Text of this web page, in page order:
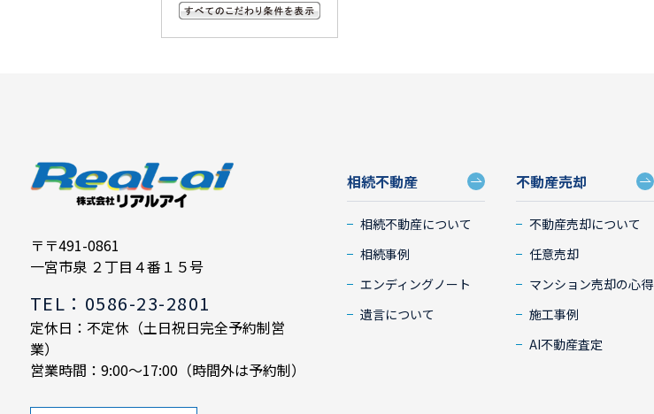
〒〒491-0861
一宮市泉 ２丁目４番１５号
TEL：0586-23-2801
定休日：不定休（土日祝日完全予約制営
業）
営業時間：9:00～17:00（時間外は予約制）
相続不動産
相続不動産について
相続事例
エンディングノート
遺言について
不動産売却
不動産売却について
任意売却
マンション売却の心得
施工事例
AI不動産査定